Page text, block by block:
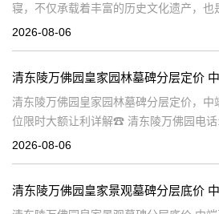
寝，不仅承载着丰富的历史文化遗产，也
们缅怀先人、寄托哀思的重要场所。近年
清
2026-08-06
清东陵万佛园皇家园林墓碑分层定价，中
位限时大额让利详解☎ 清东陵万佛园电
838-5063清东陵万佛园，作为中国历史上
2026-08-06